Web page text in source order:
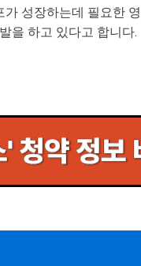
가 성장하는데 필요한
을 하고 있다고 합니다.